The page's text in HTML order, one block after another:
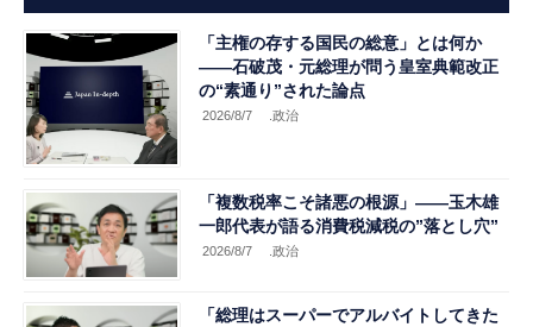
「主権の存する国民の総意」とは何か
――石破茂・元総理が問う皇室典範改正
の“素通り”された論点
2026/8/7 .政治
「複数税率こそ諸悪の根源」――玉木雄
一郎代表が語る消費税減税の”落とし穴”
2026/8/7 .政治
「総理はスーパーでアルバイトしてきた